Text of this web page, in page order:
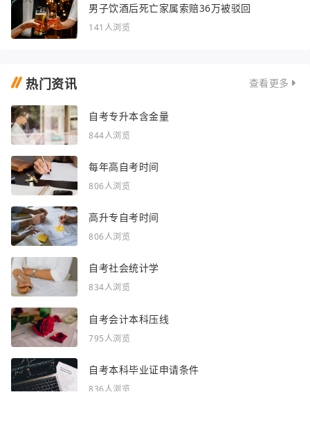
男子饮酒后死亡家属索赔36万被驳回
141人浏览
热门资讯 查看更多
自考专升本含金量
844人浏览
每年高自考时间
806人浏览
高升专自考时间
806人浏览
自考社会统计学
834人浏览
自考会计本科压线
795人浏览
自考本科毕业证申请条件
836人浏览